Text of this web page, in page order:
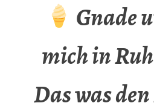
Gnade
mich in
Das was